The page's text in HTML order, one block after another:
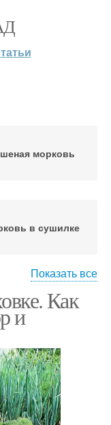
морковь
в сушилке
без варки
морковь
Показать все
Как
и